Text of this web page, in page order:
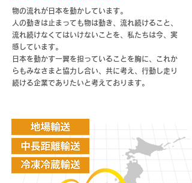
物の流れが日本を動かしています。
人の動きは止まっても物は動き、流れ続けること、
流れ続けなくてはいけないことを、私たちは今、実
感しています。
日本を動かす一翼を担っていることを胸に、これか
らもみなさまと協力し合い、共に考え、行動し走り
続ける企業でありたいと考えております。